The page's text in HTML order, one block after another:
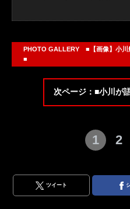
PHOTO GALLERY ■【画像】小川
■
次ページ：■小川が
1 2
ツイート